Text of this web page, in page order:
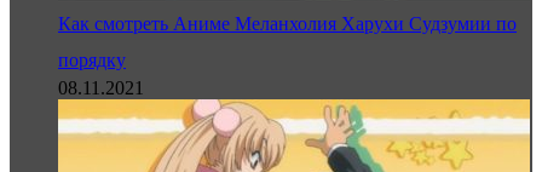
Как смотреть Аниме Меланхолия Харухи Судзумии по
порядку
08.11.2021